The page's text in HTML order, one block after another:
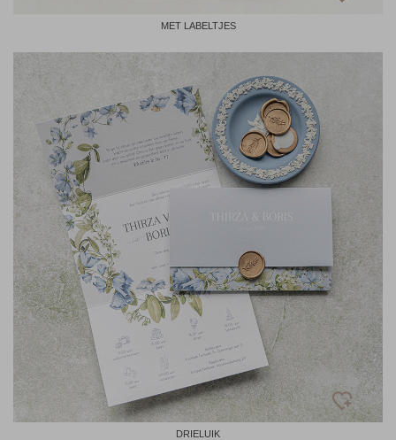
MET LABELTJES
DRIELUIK